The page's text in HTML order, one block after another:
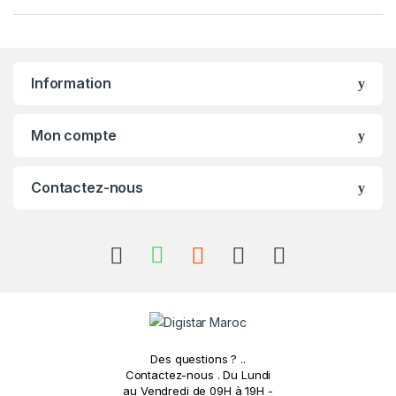
Information
Mon compte
Contactez-nous
Des questions ? ..
Contactez-nous . Du Lundi
au Vendredi de 09H à 19H -